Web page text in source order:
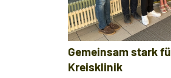
Gemeinsam stark
Kreisklinik